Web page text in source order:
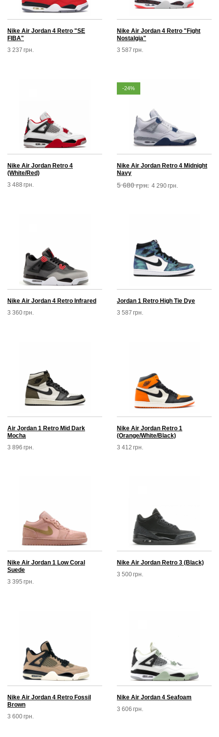
Nike Air Jordan 4 Retro "SE
FIBA"
3 237 грн.
Nike Air Jordan 4 Retro "Fight
Nostalgia"
3 587 грн.
Nike Air Jordan Retro 4
(White/Red)
3 488 грн.
-24%
Nike Air Jordan Retro 4 Midnight
Navy
5 680грн. 4 290грн.
Nike Air Jordan 4 Retrо Infrared
3 360грн.
Jordan 1 Retro High Tie Dye
3 587 грн.
Air Jordan 1 Retro Mid Dark
Mocha
3 896 грн.
Nike Air Jordan Retro 1
(Orange/White/Black)
3 412 грн.
Nike Air Jordan 1 Low Coral
Suede
3 395 грн.
Nike Air Jordan Retro 3 (Black)
3 500грн.
Nike Air Jordan 4 Retro Fossil
Brown
3 600грн.
Nike Air Jordan 4 Seafoam
3 606 грн.